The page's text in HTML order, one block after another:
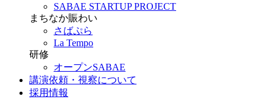
SABAE STARTUP PROJECT
まちなか賑わい
さばぷら
La Tempo
研修
オープンSABAE
講演依頼・視察について
採用情報